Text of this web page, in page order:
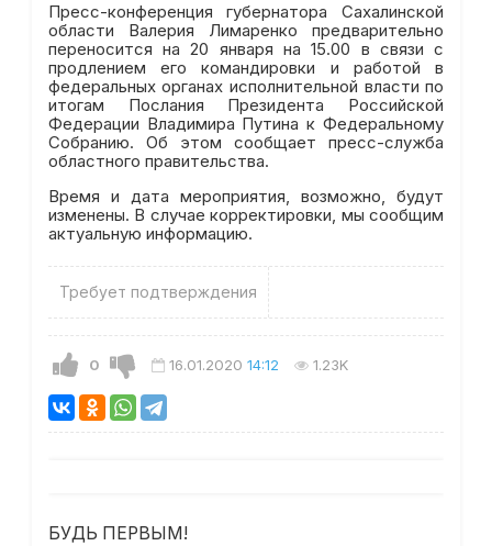
Пресс-конференция губернатора Сахалинской
области Валерия Лимаренко предварительно
переносится на 20 января на 15.00 в связи с
продлением его командировки и работой в
федеральных органах исполнительной власти по
итогам Послания Президента Российской
Федерации Владимира Путина к Федеральному
Собранию. Об этом сообщает пресс-служба
областного правительства.
Время и дата мероприятия, возможно, будут
изменены. В случае корректировки, мы сообщим
актуальную информацию.
Требует подтверждения
0 16.01.2020 14:12 1.23K
БУДЬ ПЕРВЫМ!